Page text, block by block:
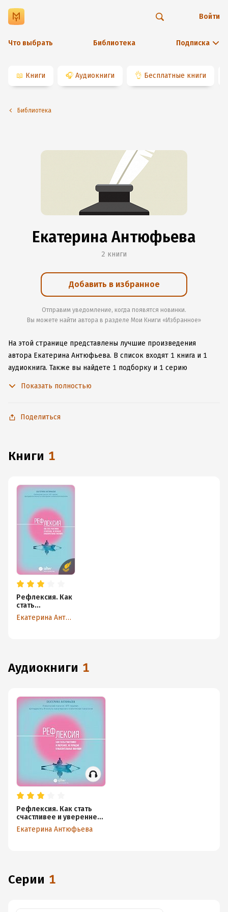
Что выбрать Библиотека Подписка
Войти
📖 Книги 🎧 Аудиокниги 👌 Бесплатные книги
Библиотека
Екатерина Антюфьева
2 книги
Добавить в избранное
Отправим уведомление, когда появятся новинки.
Вы можете найти автора в разделе Мои Книги «Избранное»
На этой странице представлены лучшие произведения
автора Екатерина Антюфьева. В список входят 1 книга и 1
аудиокнига. Также вы найдете 1 подборку и 1 серию
приложение для iOS или Android, чтобы не расставаться
Показать полностью
Поделиться
книги 1
Рефлексия. Как
стать
счастливее и
увереннее, неЕкатерина Антюфьева
аудиокниги 1
Рефлексия. Как стать
счастливее и увереннее,
не попадая в
мыслительные ловушки
Екатерина Антюфьева
Серии 1